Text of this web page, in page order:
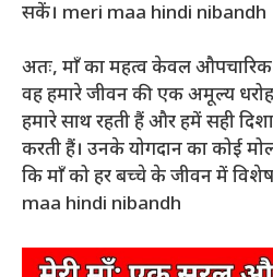
सकें। meri maa hindi nibandh
अतः, माँ का महत्व केवल औपचारिक
वह हमारे जीवन की एक अमूल्य
हमारे साथ रहती हैं और हमें सही
करती हैं। उनके योगदान का कोई
कि माँ को हर बच्चे के जीवन में विशेष
maa hindi nibandh